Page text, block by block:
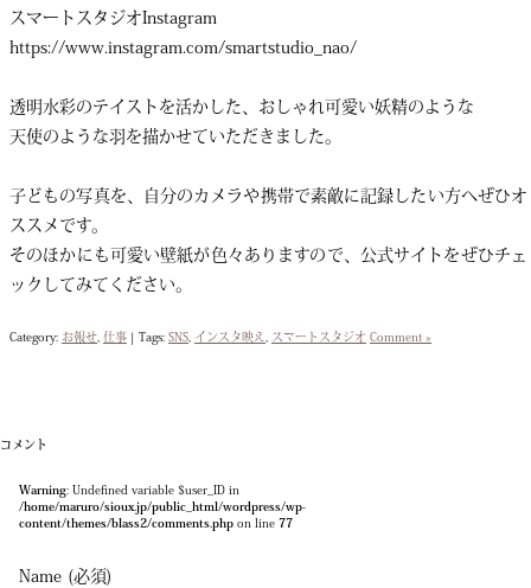
スマートスタジオInstagram
https://www.instagram.com/smartstudio_nao/
透明水彩のテイストを活かした、おしゃれ可愛い妖精のような
天使のような羽を描かせていただきました。
子どもの写真を、自分のカメラや携帯で素敵に記録したい方へぜひオ
ススメです。
そのほかにも可愛い壁紙が色々ありますので、公式サイトをぜひチェ
ックしてみてください。
Category: お報せ, 仕事 | Tags: SNS, インスタ映え, スマートスタジオ Comment »
コメント
Warning: Undefined variable $user_ID in
/home/maruro/sioux.jp/public_html/wordpress/wp-
content/themes/blass2/comments.php on line 77
Name (必須)